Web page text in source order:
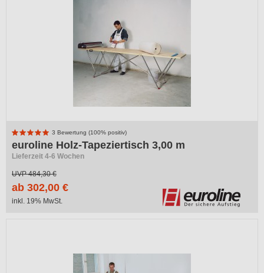
3 Bewertung (100% positiv)
euroline Holz-Tapeziertisch 3,00 m
Lieferzeit 4-6 Wochen
UVP484,30 €
ab 302,00 €
inkl. 19% MwSt.